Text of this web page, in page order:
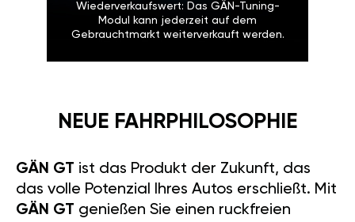
Wiederverkaufswert: Das GÄN-Tuning-
Modul kann jederzeit auf dem
Gebrauchtmarkt weiterverkauft werden.
NEUE FAHRPHILOSOPHIE
GÄN GT ist das Produkt der Zukunft, das
das volle Potenzial Ihres Autos erschließt. Mit
GÄN GT genießen Sie einen ruckfreien